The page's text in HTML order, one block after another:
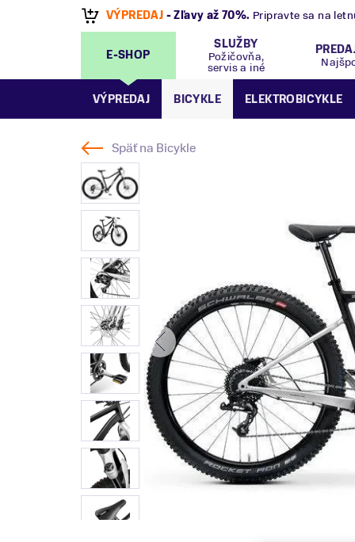
VÝPREDAJ - Zľavy až 70%. Pripravte sa na
E-SHOP
SLUŽBY
Požičovňa,
servis a iné
VÝPREDAJ BICYKLE ELEKTROBICYKLE
Späť na Bicykle